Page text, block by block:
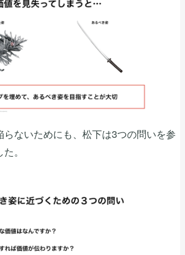
らないためにも、松下は3つの問いを参
。